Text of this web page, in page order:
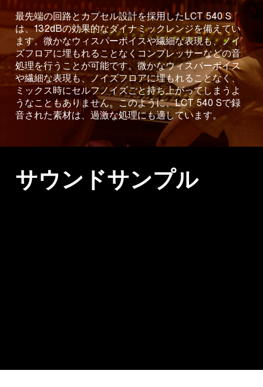
最先端の回路とカプセル設計を採用したLCT 540 S
は、132dBの効果的なダイナミックレンジを備えてい
ます。微かなウィスパーボイスや繊細な表現も、ノイ
ズフロアに埋もれることなくコンプレッサーなどの音
処理を行うことが可能です。微かなウィスパーボイス
や繊細な表現も、ノイズフロアに埋もれることなく、
ミックス時にセルフノイズごと持ち上がってしまうよ
うなこともありません。このように、LCT 540 Sで録
音された素材は、過激な処理にも適しています。
サウンドサンプル